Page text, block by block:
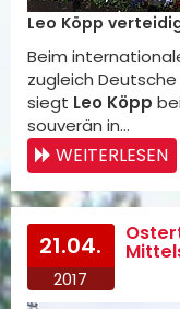
Leo Köpp
Beim
zugleich
siegt Leo Köpp
souverän in…
WEITERLESEN
21.04.
2017